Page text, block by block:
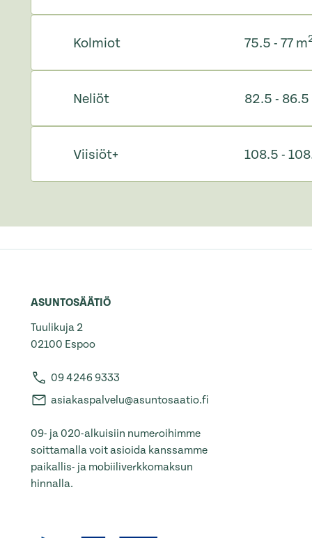
Kolmiot 75.5 - 77 m
Neliöt 82.5 - 86.5
Viisiöt+ 108.5 -
ASUNTOSÄÄTIÖ
Tuulikuja 2
02100 Espoo
09 4246 9333
asiakaspalvelu@asuntosaatio.fi
09- ja 020-alkuisiin numeroihimme
soittamalla voit asioida kanssamme
paikallis- ja mobiiliverkkomaksun
hinnalla.